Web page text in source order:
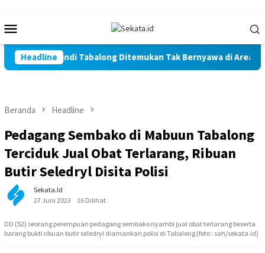
konten
Mobile
Headline
Warga Marindi Tabalong Ditemukan Tak Bernyawa di Area
Beranda Headline
Pedagang Sembako di Mabuun Tabalong
Terciduk Jual Obat Terlarang, Ribuan
Butir Seledryl Disita Polisi
Sekata.id
27 Juni 2023
16 Dilihat
DD (52) seorang perempuan pedagang sembako nyambi jual obat terlarang beserta
barang bukti ribuan butir seledryl diamankan polisi di Tabalong (foto : sah/sekata.id)